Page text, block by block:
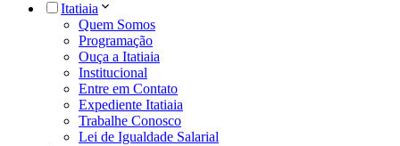
Itatiaia
Quem Somos
Programação
Ouça a Itatiaia
Institucional
Entre em Contato
Expediente Itatiaia
Trabalhe Conosco
Lei de Igualdade Salarial